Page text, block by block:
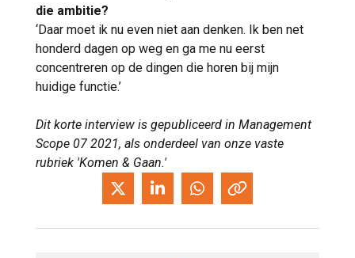
die ambitie?
‘Daar moet ik nu even niet aan denken. Ik ben net
honderd dagen op weg en ga me nu eerst
concentreren op de dingen die horen bij mijn
huidige functie.’
Dit korte interview is gepubliceerd in Management
Scope 07 2021, als onderdeel van onze vaste
rubriek 'Komen & Gaan.'